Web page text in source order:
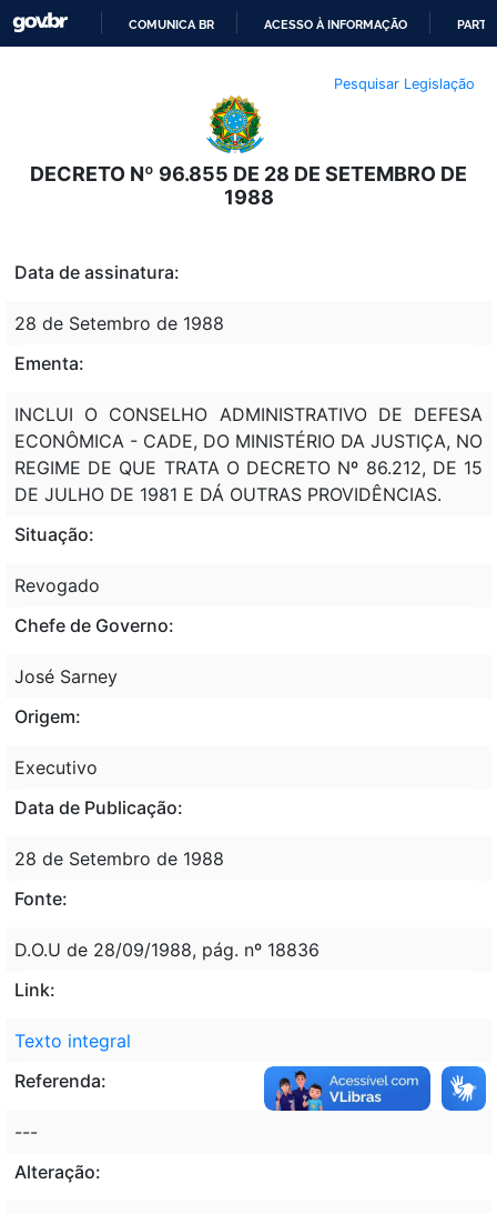
O
CONTEÚDO
COMUNICA BR ACESSO À INFORMAÇÃO
Pesquisar Legislação
DECRETO Nº 96.855 DE 28 DE SETEMBRO DE
1988
Data de assinatura:
28 de Setembro de 1988
Ementa:
INCLUI O CONSELHO ADMINISTRATIVO DE DEFESA
ECONÔMICA - CADE, DO MINISTÉRIO DA JUSTIÇA, NO
REGIME DE QUE TRATA O DECRETO Nº 86.212, DE 15
DE JULHO DE 1981 E DÁ OUTRAS PROVIDÊNCIAS.
Situação:
Revogado
Chefe de Governo:
José Sarney
Origem:
Executivo
Data de Publicação:
28 de Setembro de 1988
Fonte:
D.O.U de 28/09/1988, pág. nº 18836
Link:
Texto integral
Referenda:
---
Alteração: